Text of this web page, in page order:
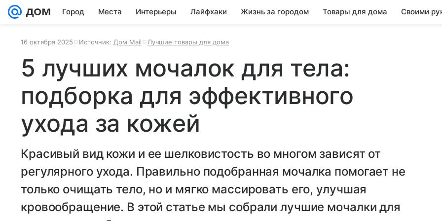
Город Места Интерьеры Лайфхаки Жизнь за городом Товары для дома Своими
16 октября 2025 Источник: Дом Mail Лучшие товары для дома
5 лучших мочалок для тела:
подборка для эффективного
ухода за кожей
Красивый вид кожи и ее шелковистость во многом зависят от
регулярного ухода. Правильно подобранная мочалка помогает не
только очищать тело, но и мягко массировать его, улучшая
кровообращение. В этой статье мы собрали лучшие мочалки для